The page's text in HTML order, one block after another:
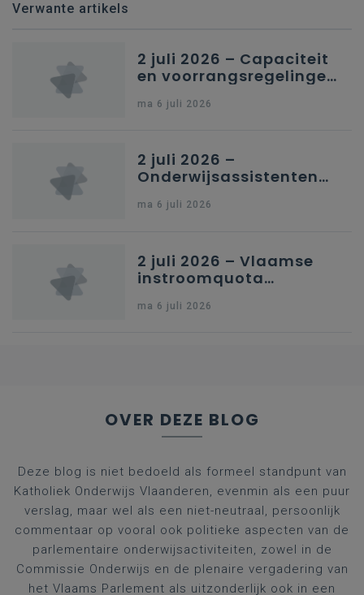
Verwante artikels
2 juli 2026 – Capaciteit
en voorrangsregelingen
secundair onderwijs in
ma 6 juli 2026
2 juli 2026 –
Onderwijsassistenten
kleuteronderwijs
ma 6 juli 2026
2 juli 2026 – Vlaamse
instroomquota
federale RIZIV-
ma 6 juli 2026
OVER DEZE BLOG
Deze blog is niet bedoeld als formeel standpunt van
Katholiek Onderwijs Vlaanderen, evenmin als een puur
verslag, maar wel als een niet-neutraal, persoonlijk
commentaar op vooral ook politieke aspecten van de
parlementaire onderwijsactiviteiten, zowel in de
Commissie Onderwijs en de plenaire vergadering van
het Vlaams Parlement als uitzonderlijk ook in een